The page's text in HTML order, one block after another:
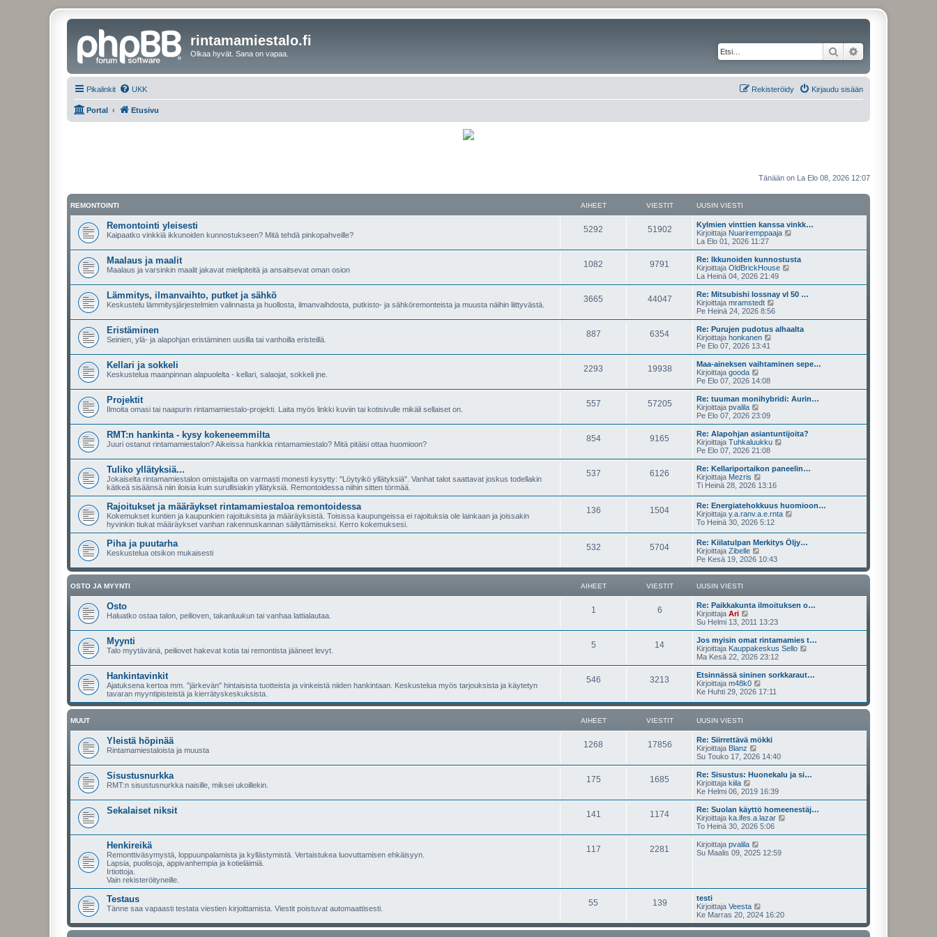
rintamamiestalo.fi
Olkaa hyvät. Sana on vapaa. Etsi
Pikalinkit UKK Kirjaudu sisään
Rekisteröidy
Portal Etusivu
Tänään on La Elo 08, 2026 12:07
REMONTOINTI AIHEET VIESTIT UUSIN VIESTI
Remontointi yleisesti
Kaipaatko vinkkiä ikkunoiden kunnostukseen? Mitä tehdä pinkopahveille?
5292 51902
Kylmien vinttien kanssa vinkk…
Kirjoittaja Nuariremppaaja
y
t
s
i
e
i
La Elo 01, 2026 11:27
Maalaus ja maalit
Maalaus ja varsinkin maalit jakavat mielipiteitä ja ansaitsevat oman osion
1082 9791
Re: Ikkunoiden kunnostusta
Kirjoittaja OldBrickHouse
y
t
i
e
i
La Heinä 04, 2026 21:49
Lämmitys, ilmanvaihto, putket ja sähkö
Keskustelu lämmitysjärjestelmien valinnasta ja huollosta, ilmanvaihdosta, putkisto- ja sähköremonteista ja muusta näihin liittyvästä.
3665 44047
Re: Mitsubishi lossnay vl 50 …
Kirjoittaja mramstedt
ä
y
t
s
i
e
i
Pe Heinä 24, 2026 8:56
Eristäminen
Seinien, ylä- ja alapohjan eristäminen uusilla tai vanhoilla eristeillä.
887 6354
Re: Purujen pudotus alhaalta
Kirjoittaja honkanen
y
t
i
e
s
i
Pe Elo 07, 2026 13:41
Kellari ja sokkeli
Keskustelua maanpinnan alapuolelta - kellari, salaojat, sokkeli jne.
2293 19938
Maa-aineksen vaihtaminen sepe…
Kirjoittaja gooda
ä
y
t
u
s
i
n
v
e
s
t
i
Pe Elo 07, 2026 14:08
Projektit
Ilmoita omasi tai naapurin rintamamiestalo-projekti. Laita myös linkki kuviin tai kotisivulle mikäli sellaiset on.
557 57205
Re: tuuman monihybridi: Aurin…
Kirjoittaja pvalila
ä
y
t
ä
u
i
n
v
i
e
s
t
i
Pe Elo 07, 2026 23:09
RMT:n hankinta - kysy kokeneemmilta
Juuri ostanut rintamamiestalon? Aikeissa hankkia rintamamiestalo? Mitä pitäisi ottaa huomioon?
854 9165
Re: Alapohjan asiantuntijoita?
Kirjoittaja Tuhkaluukku
y
t
i
n
i
e
i
Pe Elo 07, 2026 21:08
Tuliko yllätyksiä...
Jokaiselta rintamamiestalon omistajalta on varmasti monesti kysytty: "Löytyikö yllätyksiä". Vanhat talot saattavat joskus todellakin
kätkeä sisäänsä niin iloisia kuin surullisiakin yllätyksiä. Remontoidessa niihin sitten törmää.
537 6126
Re: Kellariportaikon paneelin…
Kirjoittaja Mezris
ä
t
ä
u
u
s
i
v
i
e
i
Ti Heinä 28, 2026 13:16
Rajoitukset ja määräykset rintamamiestaloa remontoidessa
Kokemukset kuntien ja kaupunkien rajoituksista ja määräyksistä. Toisissa kaupungeissa ei rajoituksia ole lainkaan ja joissakin
hyvinkin tiukat määräykset vanhan rakennuskannan säilyttämiseksi. Kerro kokemuksesi.
136 1504
Re: Energiatehokkuus huomioon…
Kirjoittaja y.a.ranv.a.e.rnta
t
ä
s
v
i
t
i
To Heinä 30, 2026 5:12
Piha ja puutarha
Keskustelua otsikon mukaisesti
532 5704
Re: Kiilatulpan Merkitys Öljy…
Kirjoittaja Zibelle
ä
y
t
s
n
v
i
e
s
t
i
Pe Kesä 19, 2026 10:43
OSTO JA MYYNTI AIHEET VIESTIT UUSIN VIESTI
Osto
Haluatko ostaa talon, peilioven, takanluukun tai vanhaa lattialautaa.
1 6
Re: Paikkakunta ilmoituksen o…
Kirjoittaja Ari
ä
y
t
ä
u
s
i
n
v
i
t
i
Su Helmi 13, 2011 13:23
Myynti
Talo myytävänä, peiliovet hakevat kotia tai remontista jääneet levyt.
5 14
Jos myisin omat rintamamies t…
Kirjoittaja Kauppakeskus Sello
y
s
v
t
Ma Kesä 22, 2026 23:12
Hankintavinkit
Ajatuksena kertoa mm. "järkevän" hintaisista tuotteista ja vinkeistä niiden hankintaan. Keskustelua myös tarjouksista ja käytetyn
tavaran myyntipisteistä ja kierrätyskeskuksista.
546 3213
Etsinnässä sininen sorkkaraut…
Kirjoittaja m48k0
ä
t
u
s
n
v
i
s
t
i
Ke Huhti 29, 2026 17:11
MUUT AIHEET VIESTIT UUSIN VIESTI
Yleistä höpinää
Rintamamiestaloista ja muusta
1268 17856
Re: Siirrettävä mökki
Kirjoittaja Blanz
ä
y
t
u
s
i
n
v
e
s
Su Touko 17, 2026 14:40
Sisustusnurkka
RMT:n sisustusnurkka naisille, miksei ukoillekin.
175 1685
Re: Sisustus: Huonekalu ja si…
Kirjoittaja kiila
ä
y
t
ä
u
s
i
n
s
i
Ke Helmi 06, 2019 16:39
Sekalaiset niksit 141 1174
Re: Suolan käyttö homeenestäj…
Kirjoittaja ka.ifes.a.lazar
y
s
To Heinä 30, 2026 5:06
Henkireikä
Remonttiväsymystä, loppuunpalamista ja kyllästymistä. Vertaistukea luovuttamisen ehkäisyyn.
Lapsia, puolisoja, appivanhempia ja kotieläimiä.
Irtiottoja.
Vain rekisteröityneille.
117 2281 Kirjoittaja pvalila
ä
s
i
n
v
Su Maalis 09, 2025 12:59
Testaus
Tänne saa vapaasti testata viestien kirjoittamista. Viestit poistuvat automaattisesti.
55 139
testi
Kirjoittaja Veesta
ä
y
t
Ke Marras 20, 2024 16:20